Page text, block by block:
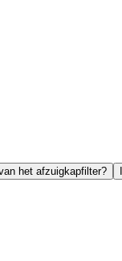
het afzuigkapfilter?